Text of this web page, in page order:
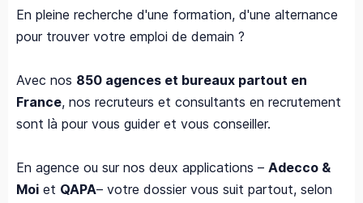
En pleine recherche d'une formation, d'une alternance
pour trouver votre emploi de demain ?
Avec nos 850 agences et bureaux partout en
France, nos recruteurs et consultants en recrutement
sont là pour vous guider et vous conseiller.
En agence ou sur nos deux applications – Adecco &
Moi et QAPA– votre dossier vous suit partout, selon